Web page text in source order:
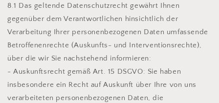
8.1 Das geltende Datenschutzrecht gewährt Ihnen
gegenüber dem Verantwortlichen hinsichtlich der
Verarbeitung Ihrer personenbezogenen Daten umfassende
Betroffenenrechte (Auskunfts- und Interventionsrechte),
über die wir Sie nachstehend informieren:
- Auskunftsrecht gemäß Art. 15 DSGVO: Sie haben
insbesondere ein Recht auf Auskunft über Ihre von uns
verarbeiteten personenbezogenen Daten, die